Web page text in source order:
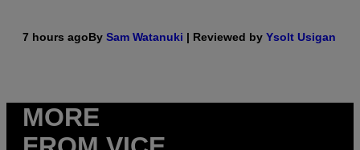
7 hours agoBy Sam Watanuki | Reviewed by Ysolt Usigan
MORE